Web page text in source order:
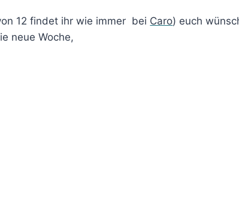
12 findet ihr wie immer bei Caro) euch
neue Woche,